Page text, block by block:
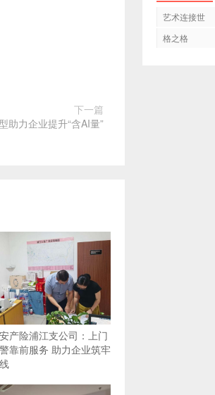
下一篇
助力企业提升“含AI量”
产险浦江支公司：上门
靠前服务 助力企业筑牢
艺术连接世
格之格